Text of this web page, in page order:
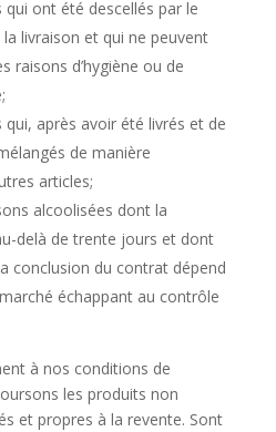
ont été descellés par le
livraison et qui ne peuvent
raisons d’hygiène ou de
après avoir été livrés et de
de manière
articles;
alcoolisées dont la
delà de trente jours et dont
conclusion du contrat dépend
échappant au contrôle
à nos conditions de
les produits non
et propres à la revente. Sont